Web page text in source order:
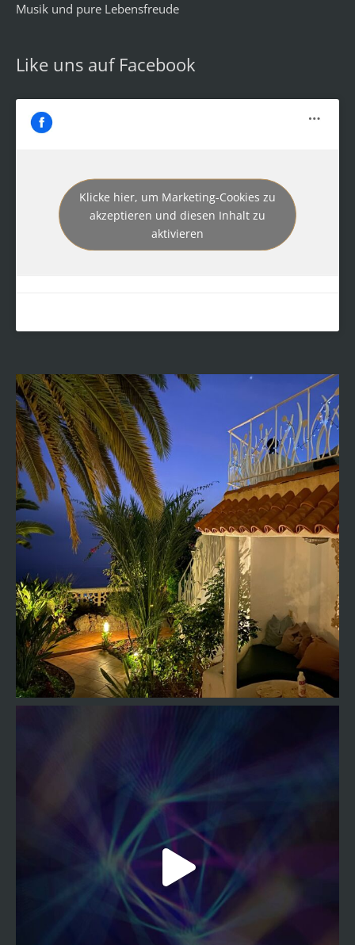
Musik und pure Lebensfreude
Like uns auf Facebook
Klicke hier, um Marketing-Cookies zu
akzeptieren und diesen Inhalt zu
aktivieren